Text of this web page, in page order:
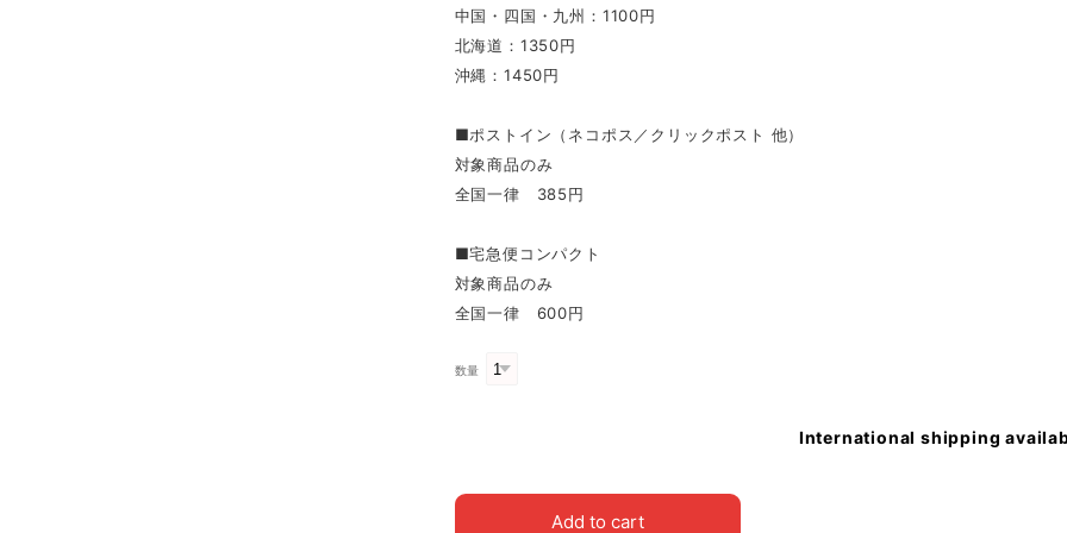
中国・四国・九州：1100円
北海道：1350円
沖縄：1450円
■ポストイン（ネコポス／クリックポスト 他）
対象商品のみ
全国一律 385円
■宅急便コンパクト
対象商品のみ
全国一律 600円
数量
International shipping
Add to cart